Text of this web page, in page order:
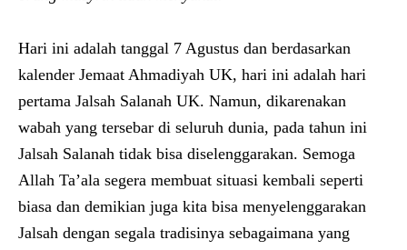
Hari ini adalah tanggal 7 Agustus dan berdasarkan
kalender Jemaat Ahmadiyah UK, hari ini adalah hari
pertama Jalsah Salanah UK. Namun, dikarenakan
wabah yang tersebar di seluruh dunia, pada tahun ini
Jalsah Salanah tidak bisa diselenggarakan. Semoga
Allah Ta’ala segera membuat situasi kembali seperti
biasa dan demikian juga kita bisa menyelenggarakan
Jalsah dengan segala tradisinya sebagaimana yang